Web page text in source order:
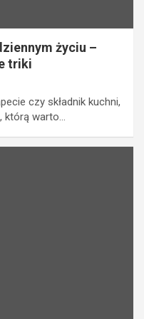
życiu –
triki
czy składnik kuchni,
którą warto…